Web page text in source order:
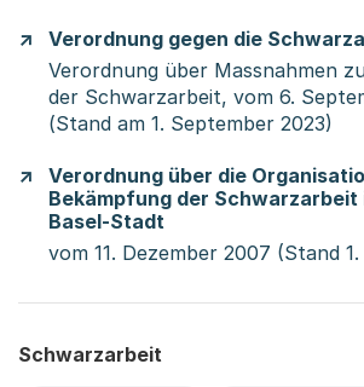
Verordnung gegen die
Verordnung über Massnahmen
der Schwarzarbeit, vom 6.
(Stand am 1. September 2023)
Verordnung über die
Bekämpfung der Schwarzarbeit
Basel-Stadt
vom 11. Dezember 2007 (Stand
Schwarzarbeit